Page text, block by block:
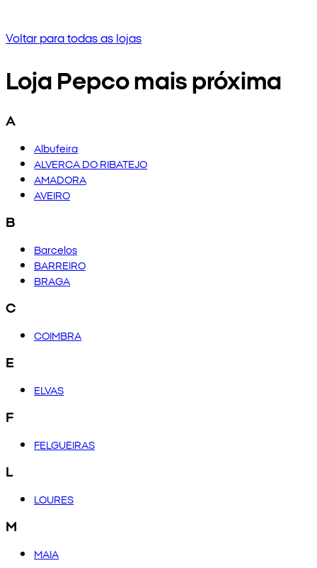
Voltar para todas as lojas
Loja Pepco mais próxima
A
Albufeira
ALVERCA DO RIBATEJO
AMADORA
AVEIRO
B
Barcelos
BARREIRO
BRAGA
C
COIMBRA
E
ELVAS
F
FELGUEIRAS
L
LOURES
M
MAIA